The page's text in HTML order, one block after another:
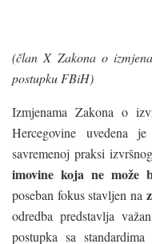
(član X Zakona o
postupku FBiH)
Izmjenama Zakona o
Hercegovine uvedena
savremenoj praksi
imovine koja ne može
poseban fokus stavljen na
odredba predstavlja
postupka sa